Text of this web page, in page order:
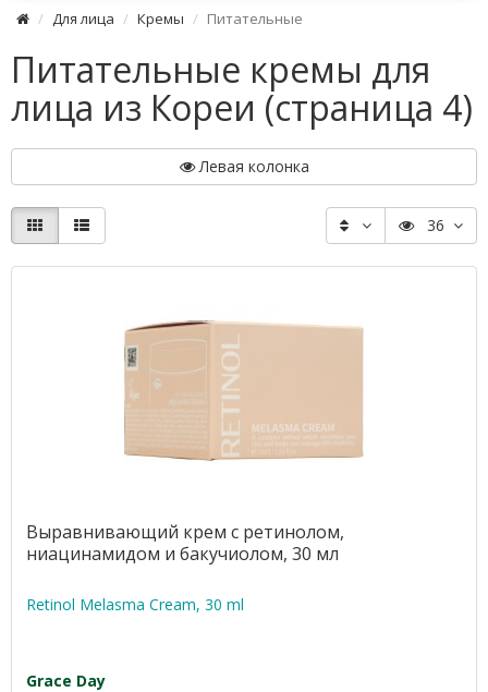
Для лица Кремы Питательные
Питательные кремы для
лица из Кореи (страница 4)
Левая колонка
36
Выравнивающий крем с ретинолом,
ниацинамидом и бакучиолом, 30 мл
Retinol Melasma Cream, 30 ml
Grace Day